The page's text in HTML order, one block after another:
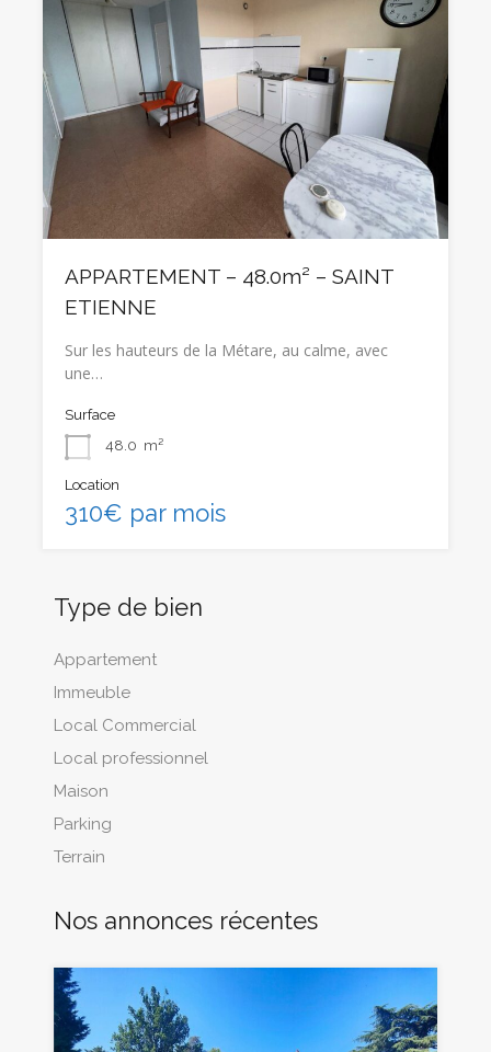
APPARTEMENT – 48.0m² – SAINT
ETIENNE
Sur les hauteurs de la Métare, au calme, avec
une…
Surface
48.0 m²
Location
310€ par mois
Type de bien
Appartement
Immeuble
Local Commercial
Local professionnel
Maison
Parking
Terrain
Nos annonces récentes